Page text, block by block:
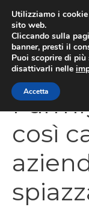
contenuto
così
Utilizziamo i
sito web.
Cliccando sulla
banner, presti il
Puoi scoprire di
disattivarli nelle
Accetta